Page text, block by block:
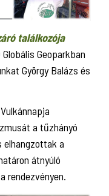
találkozója
Geoparkban
György Balázs és
a tűzhányó
elhangzottak a
átnyúló
rendezvényen.